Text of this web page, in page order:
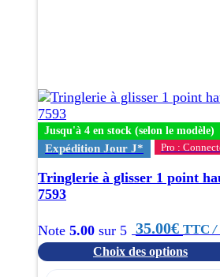
Jusqu'à 4 en stock (selon le modèle)
Expédition Jour J* Pro :
Tringlerie à glisser 1 point
7593
Note 5.00 sur 5 35.00€ TTC /
Choix des options
peuvent
être
choisies
sur
la
page
du